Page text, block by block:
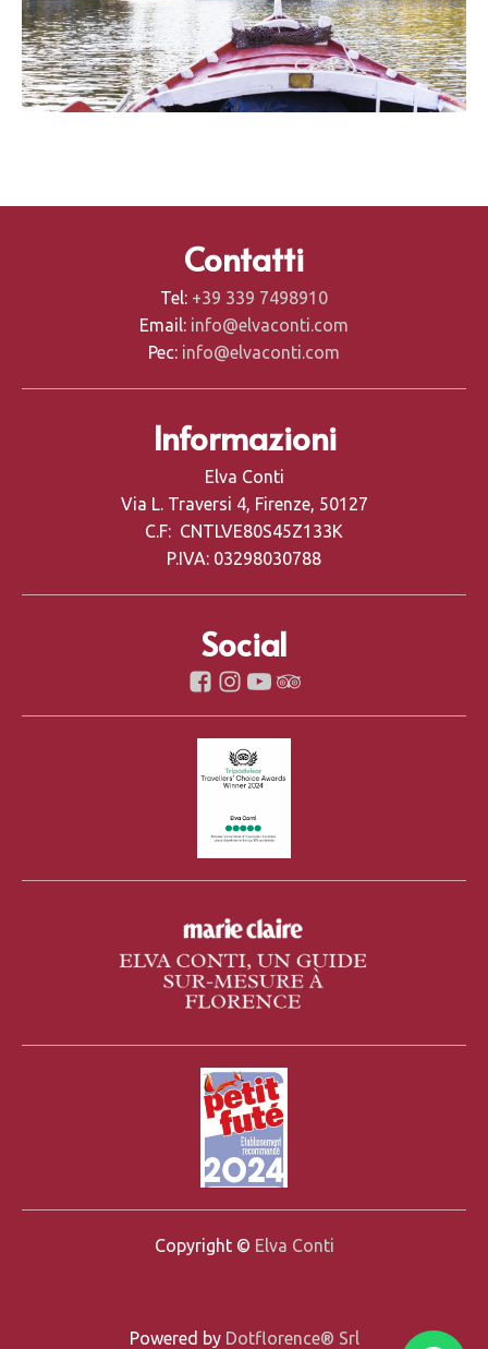
Contatti
Tel: +39 339 7498910
Email: info@elvaconti.com
Pec: info@elvaconti.com
Informazioni
Elva Conti
Via L. Traversi 4, Firenze, 50127
C.F: CNTLVE80S45Z133K
P.IVA: 03298030788
Social
Copyright © Elva Conti
Powered by Dotflorence® Srl